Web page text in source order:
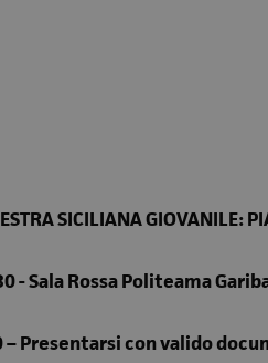
SICILIANA GIOVANILE:
- Sala Rossa Politeama
Presentarsi con valido